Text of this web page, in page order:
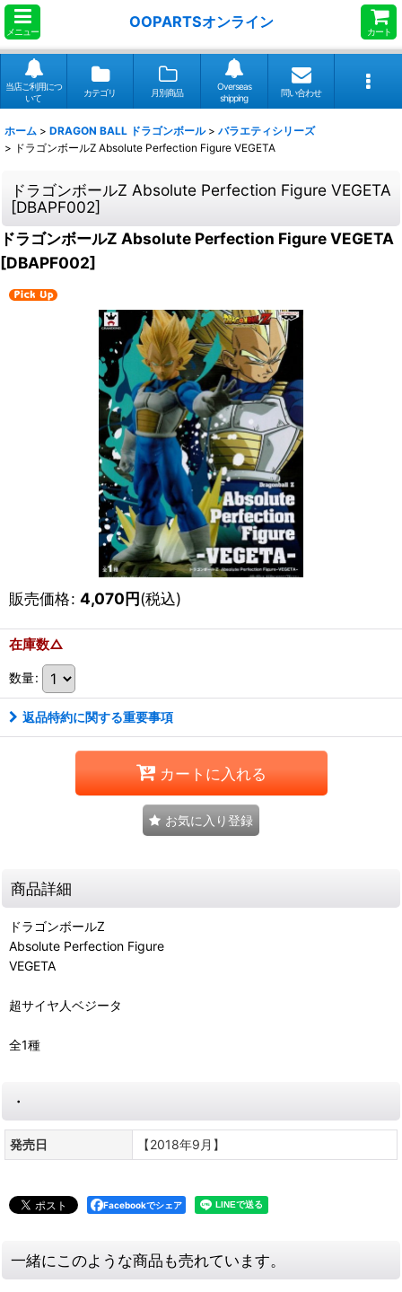
メニュー
OOPARTSオンライン
カート
当店ご利用につ
いて
カテゴリ 月別商品
Overseas
shipping
問い合わせ
ホーム > DRAGON BALL ドラゴンボール > バラエティシリーズ
> ドラゴンボールZ Absolute Perfection Figure VEGETA
ドラゴンボールZ Absolute Perfection Figure VEGETA
[DBAPF002]
ドラゴンボールZ Absolute Perfection Figure VEGETA
[DBAPF002]
販売価格: 4,070円(税込)
在庫数△
数量:
返品特約に関する重要事項
カートに入れる
お気に入り登録
商品詳細
ドラゴンボールZ
Absolute Perfection Figure
VEGETA
超サイヤ人ベジータ
全1種
・
発売日 【2018年9月】
Facebookでシェア
一緒にこのような商品も売れています。